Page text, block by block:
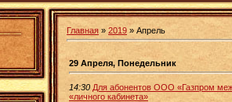
Главная » 2019 » Апрель
29 Апреля, Понедельник
14:30 Для абонентов ООО «Газпром
«личного кабинета»